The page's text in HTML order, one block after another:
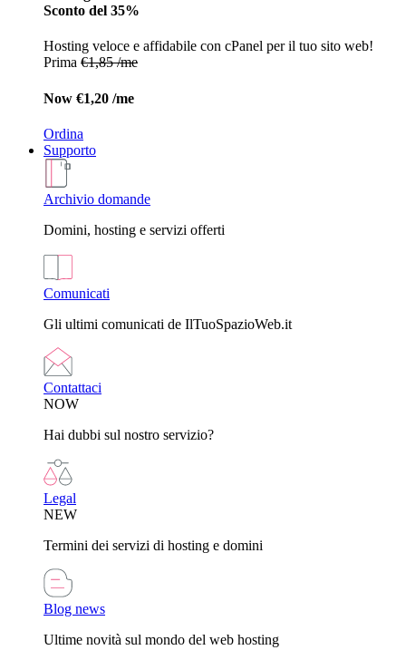
Sconto del 35%
Hosting veloce e affidabile con cPanel per il tuo sito web!
Prima €1,85 /me
Now €1,20 /me
Ordina
Supporto
Archivio domande
Domini, hosting e servizi offerti
Comunicati
Gli ultimi comunicati de IlTuoSpazioWeb.it
Contattaci
NOW
Hai dubbi sul nostro servizio?
Legal
NEW
Termini dei servizi di hosting e domini
Blog news
Ultime novità sul mondo del web hosting